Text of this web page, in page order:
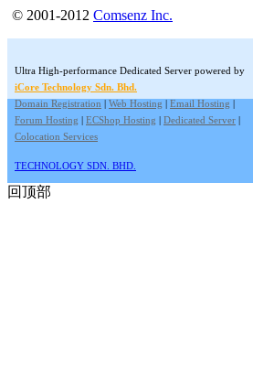
© 2001-2012 Comsenz Inc.
Ultra High-performance Dedicated Server powered by
iCore Technology Sdn. Bhd.
Domain Registration | Web Hosting | Email Hosting |
Forum Hosting | ECShop Hosting | Dedicated Server |
Colocation Services
TECHNOLOGY SDN. BHD.
回顶部